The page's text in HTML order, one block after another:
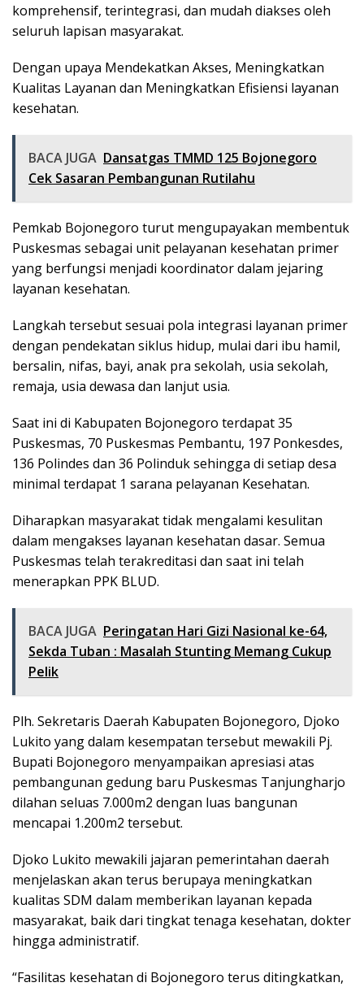
komprehensif, terintegrasi, dan mudah diakses oleh
seluruh lapisan masyarakat.
Dengan upaya Mendekatkan Akses, Meningkatkan
Kualitas Layanan dan Meningkatkan Efisiensi layanan
kesehatan.
BACA JUGA Dansatgas TMMD 125 Bojonegoro
Cek Sasaran Pembangunan Rutilahu
Pemkab Bojonegoro turut mengupayakan membentuk
Puskesmas sebagai unit pelayanan kesehatan primer
yang berfungsi menjadi koordinator dalam jejaring
layanan kesehatan.
Langkah tersebut sesuai pola integrasi layanan primer
dengan pendekatan siklus hidup, mulai dari ibu hamil,
bersalin, nifas, bayi, anak pra sekolah, usia sekolah,
remaja, usia dewasa dan lanjut usia.
Saat ini di Kabupaten Bojonegoro terdapat 35
Puskesmas, 70 Puskesmas Pembantu, 197 Ponkesdes,
136 Polindes dan 36 Polinduk sehingga di setiap desa
minimal terdapat 1 sarana pelayanan Kesehatan.
Diharapkan masyarakat tidak mengalami kesulitan
dalam mengakses layanan kesehatan dasar. Semua
Puskesmas telah terakreditasi dan saat ini telah
menerapkan PPK BLUD.
BACA JUGA Peringatan Hari Gizi Nasional ke-64,
Sekda Tuban : Masalah Stunting Memang Cukup
Pelik
Plh. Sekretaris Daerah Kabupaten Bojonegoro, Djoko
Lukito yang dalam kesempatan tersebut mewakili Pj.
Bupati Bojonegoro menyampaikan apresiasi atas
pembangunan gedung baru Puskesmas Tanjungharjo
dilahan seluas 7.000m2 dengan luas bangunan
mencapai 1.200m2 tersebut.
Djoko Lukito mewakili jajaran pemerintahan daerah
menjelaskan akan terus berupaya meningkatkan
kualitas SDM dalam memberikan layanan kepada
masyarakat, baik dari tingkat tenaga kesehatan, dokter
hingga administratif.
“Fasilitas kesehatan di Bojonegoro terus ditingkatkan,